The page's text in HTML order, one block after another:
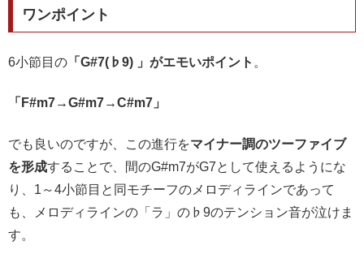
ワンポイント
6小節目の 「 G#7(♭9) 」がエモいポイント 。
「F#m7→G#m7→C#m7」
でも良いのですが、この進行をマイナー調のツーファイブ
を形成することで、間のG#m7がG7として使えるようにな
り、1～4小節目と同モチーフのメロディラインであって
も、
メロディラインの「ラ」の♭9のテンション音が泣けま
す。